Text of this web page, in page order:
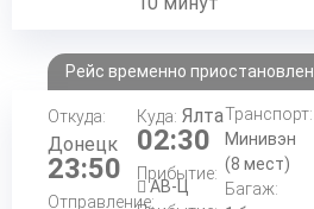
Рейс временно приостановлен
Откуда:
Донецк
23:50
Отправление:
Куда: Ялта
02:30
Прибытие:
АВ-Ц
Транспорт:
Минивэн
(8 мест)
Багаж: